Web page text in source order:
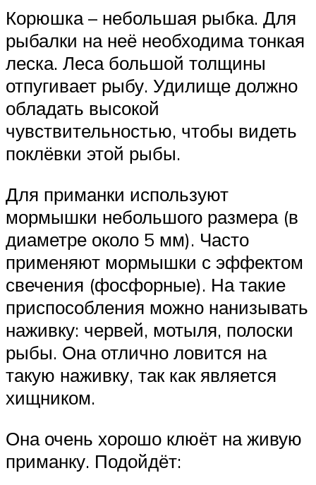
Корюшка – небольшая рыбка. Для
рыбалки на неё необходима тонкая
леска. Леса большой толщины
отпугивает рыбу. Удилище должно
обладать высокой
чувствительностью, чтобы видеть
поклёвки этой рыбы.
Для приманки используют
мормышки небольшого размера (в
диаметре около 5 мм). Часто
применяют мормышки с эффектом
свечения (фосфорные). На такие
приспособления можно нанизывать
наживку: червей, мотыля, полоски
рыбы. Она отлично ловится на
такую наживку, так как является
хищником.
Она очень хорошо клюёт на живую
приманку. Подойдёт: